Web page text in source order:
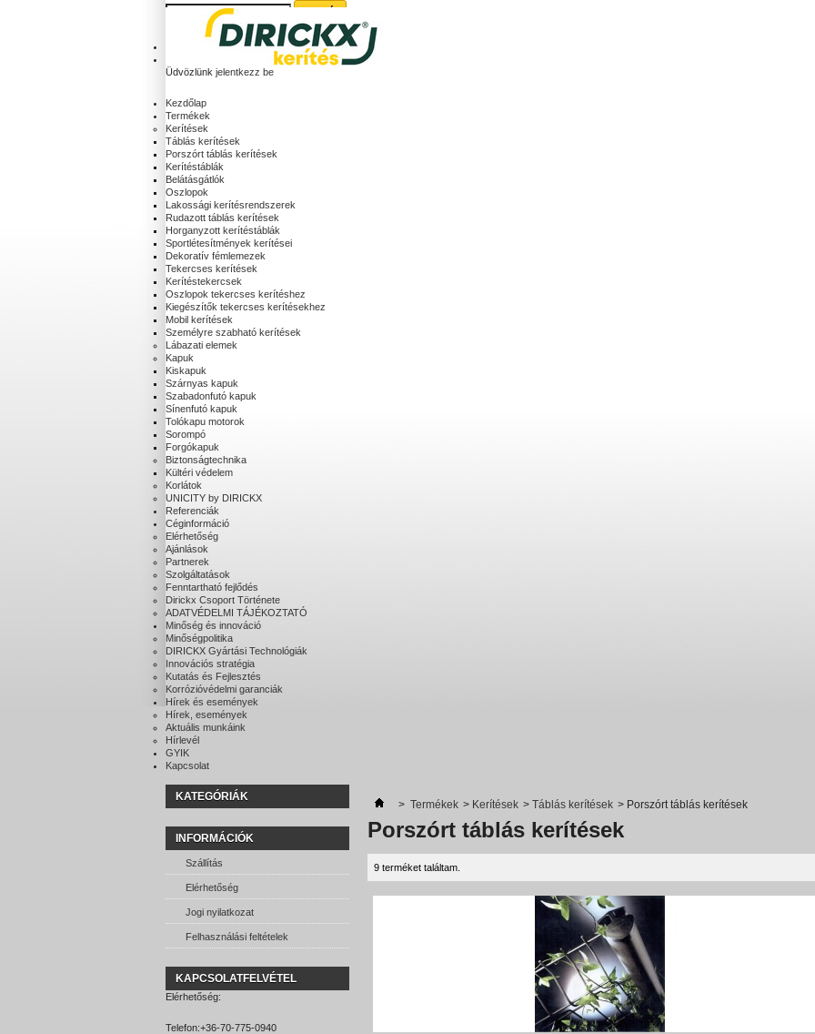
(üres)
Üdvözlünk jelentkezz be
Kezdőlap
Termékek
Kerítések
Táblás kerítések
Porszórt táblás kerítések
Kerítéstáblák
Belátásgátlók
Oszlopok
Lakossági kerítésrendszerek
Rudazott táblás kerítések
Horganyzott kerítéstáblák
Sportlétesítmények kerítései
Dekoratív fémlemezek
Tekercses kerítések
Kerítéstekercsek
Oszlopok tekercses kerítéshez
Kiegészítők tekercses kerítésekhez
Mobil kerítések
Személyre szabható kerítések
Lábazati elemek
Kapuk
Kiskapuk
Szárnyas kapuk
Szabadonfutó kapuk
Sínenfutó kapuk
Tolókapu motorok
Sorompó
Forgókapuk
Biztonságtechnika
Kültéri védelem
Korlátok
UNICITY by DIRICKX
Referenciák
Céginformáció
Elérhetőség
Ajánlások
Partnerek
Szolgáltatások
Fenntartható fejlődés
Dirickx Csoport Története
ADATVÉDELMI TÁJÉKOZTATÓ
Minőség és innováció
Minőségpolitika
DIRICKX Gyártási Technológiák
Innovációs stratégia
Kutatás és Fejlesztés
Korrózióvédelmi garanciák
Hírek és események
Hírek, események
Aktuális munkáink
Hírlevél
GYIK
Kapcsolat
KATEGÓRIÁK
INFORMÁCIÓK
Szállítás
Elérhetőség
Jogi nyilatkozat
Felhasználási feltételek
KAPCSOLATFELVÉTEL
Elérhetőség:
Telefon:+36-70-775-0940
> Termékek > Kerítések > Táblás kerítések > Porszórt táblás kerítések
Porszórt táblás kerítések
9 terméket találtam.